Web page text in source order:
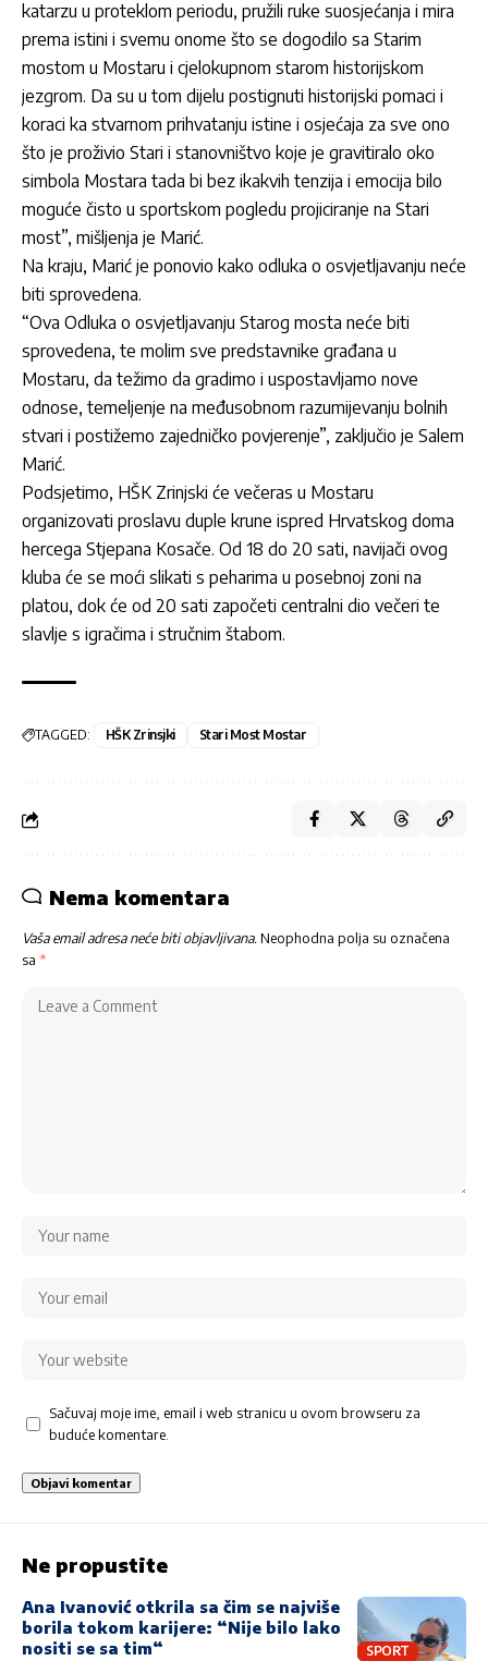
katarzu u proteklom periodu, pružili ruke suosjećanja i mira
prema istini i svemu onome što se dogodilo sa Starim
mostom u Mostaru i cjelokupnom starom historijskom
jezgrom. Da su u tom dijelu postignuti historijski pomaci i
koraci ka stvarnom prihvatanju istine i osjećaja za sve ono
što je proživio Stari i stanovništvo koje je gravitiralo oko
simbola Mostara tada bi bez ikakvih tenzija i emocija bilo
moguće čisto u sportskom pogledu projiciranje na Stari
most”, mišljenja je Marić.
Na kraju, Marić je ponovio kako odluka o osvjetljavanju neće
biti sprovedena.
“Ova Odluka o osvjetljavanju Starog mosta neće biti
sprovedena, te molim sve predstavnike građana u
Mostaru, da težimo da gradimo i uspostavljamo nove
odnose, temeljenje na međusobnom razumijevanju bolnih
stvari i postižemo zajedničko povjerenje”, zaključio je Salem
Marić.
Podsjetimo, HŠK Zrinjski će večeras u Mostaru
organizovati proslavu duple krune ispred Hrvatskog doma
hercega Stjepana Kosače. Od 18 do 20 sati, navijači ovog
kluba će se moći slikati s peharima u posebnoj zoni na
platou, dok će od 20 sati započeti centralni dio večeri te
slavlje s igračima i stručnim štabom.
TAGGED: HŠK Zrinsjki Stari Most Mostar
Nema komentara
Vaša email adresa neće biti objavljivana. Neophodna polja su označena
sa *
Sačuvaj moje ime, email i web stranicu u ovom browseru za
buduće komentare.
Ne propustite
SPORT
Ana Ivanović otkrila sa čim se najviše
borila tokom karijere: “Nije bilo lako
nositi se sa tim“